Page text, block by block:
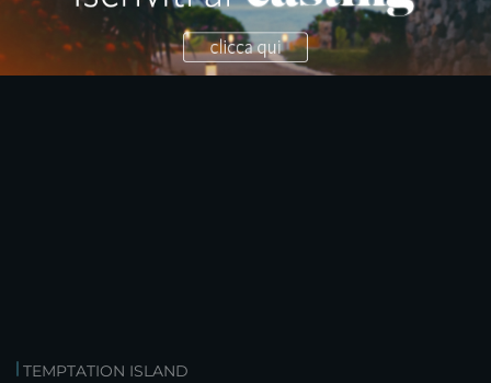
TEMPTATION ISLAND